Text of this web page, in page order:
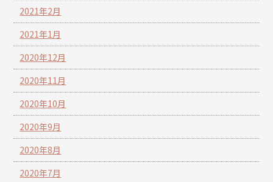
2021年2月
2021年1月
2020年12月
2020年11月
2020年10月
2020年9月
2020年8月
2020年7月